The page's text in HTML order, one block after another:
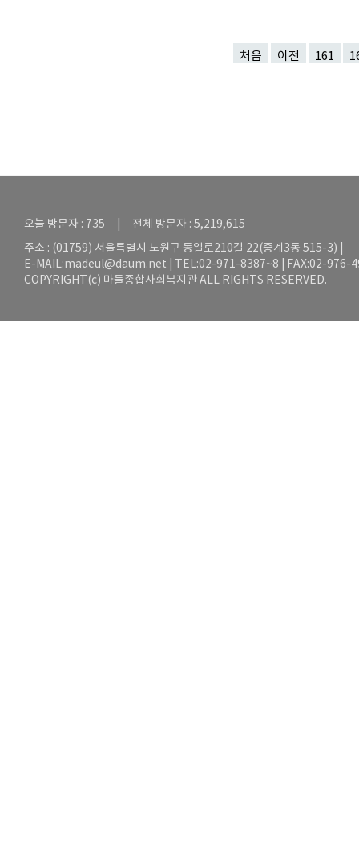
처음 이전 161
오늘 방문자 : 735 | 전체 방문자 : 5,219,615
주소 : (01759) 서울특별시 노원구 동일로210길 22(중계3동 515-3) |
E-MAIL:madeul@daum.net | TEL:02-971-8387~8 | FAX:02-976-
COPYRIGHT(c) 마들종합사회복지관 ALL RIGHTS RESERVED.